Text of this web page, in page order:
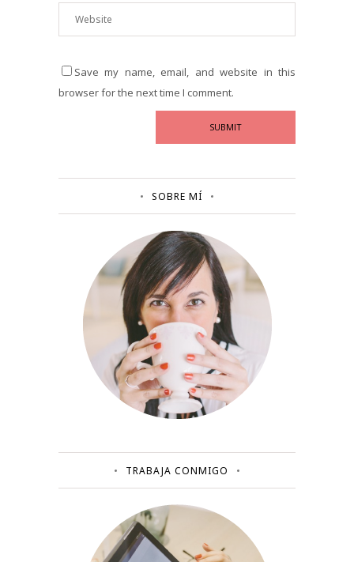
Save my name, email, and website in this
browser for the next time I comment.
SOBRE MÍ
TRABAJA CONMIGO